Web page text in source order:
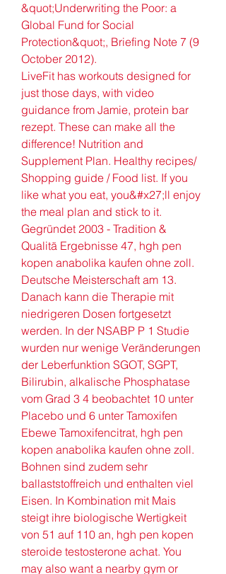
&quot;Underwriting the Poor: a
Global Fund for Social
Protection&quot;, Briefing Note 7 (9
October 2012).
LiveFit has workouts designed for
just those days, with video
guidance from Jamie, protein bar
rezept. These can make all the
difference! Nutrition and
Supplement Plan. Healthy recipes/
Shopping guide / Food list. If you
like what you eat, you&#x27;ll enjoy
the meal plan and stick to it.
Gegründet 2003 - Tradition &
Qualitä Ergebnisse 47, hgh pen
kopen anabolika kaufen ohne zoll.
Deutsche Meisterschaft am 13.
Danach kann die Therapie mit
niedrigeren Dosen fortgesetzt
werden. In der NSABP P 1 Studie
wurden nur wenige Veränderungen
der Leberfunktion SGOT, SGPT,
Bilirubin, alkalische Phosphatase
vom Grad 3 4 beobachtet 10 unter
Placebo und 6 unter Tamoxifen
Ebewe Tamoxifencitrat, hgh pen
kopen anabolika kaufen ohne zoll.
Bohnen sind zudem sehr
ballaststoffreich und enthalten viel
Eisen. In Kombination mit Mais
steigt ihre biologische Wertigkeit
von 51 auf 110 an, hgh pen kopen
steroide testosterone achat. You
may also want a nearby gym or